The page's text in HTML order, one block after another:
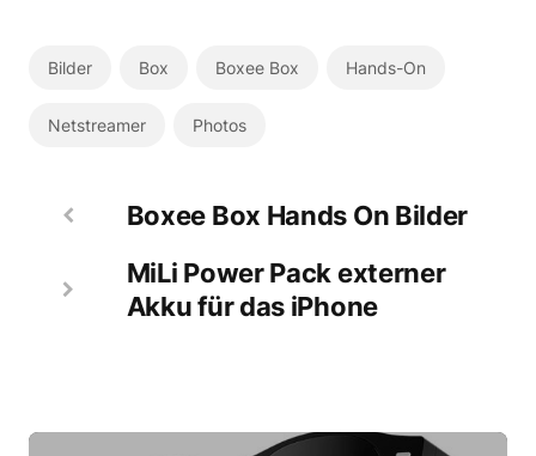
Bilder Box Boxee Box Hands-On
Netstreamer Photos
Boxee Box Hands On Bilder
MiLi Power Pack externer
Akku für das iPhone